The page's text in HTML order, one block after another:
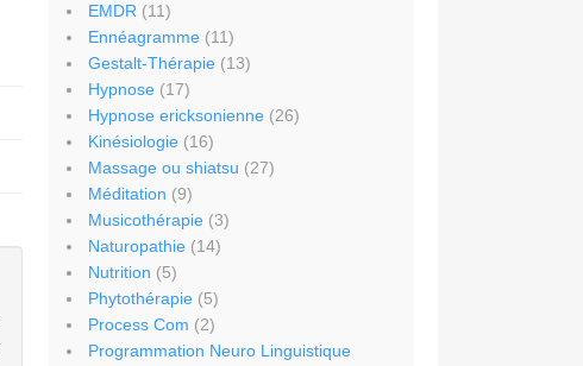
EMDR (11)
Ennéagramme (11)
Gestalt-Thérapie (13)
Hypnose (17)
Hypnose ericksonienne (26)
Kinésiologie (16)
Massage ou shiatsu (27)
Méditation (9)
Musicothérapie (3)
Naturopathie (14)
Nutrition (5)
Phytothérapie (5)
Process Com (2)
Programmation Neuro Linguistique